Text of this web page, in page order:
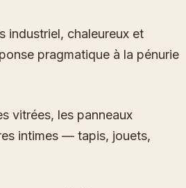
industriel, chaleureux et
pragmatique à la pénurie
vitrées, les panneaux
intimes — tapis, jouets,